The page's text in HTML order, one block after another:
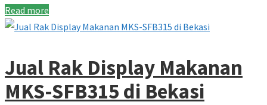
Read more
Jual Rak Display Makanan
MKS-SFB315 di Bekasi